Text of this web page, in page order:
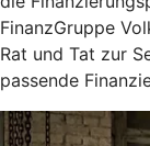
FinanzGruppe
Rat und Tat zur
passende